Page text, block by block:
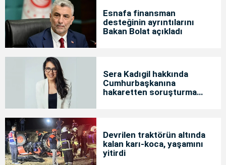
Esnafa finansman
desteğinin ayrıntılarını
Bakan Bolat açıkladı
Sera Kadıgil hakkında
Cumhurbaşkanına
hakaretten soruşturma
Devrilen traktörün altında
kalan karı-koca, yaşamını
yitirdi